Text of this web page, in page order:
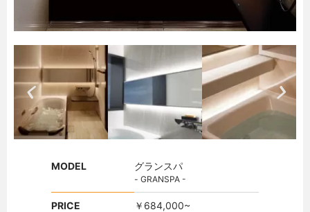
MODEL グランスパ
- GRANSPA -
PRICE ￥684,000~